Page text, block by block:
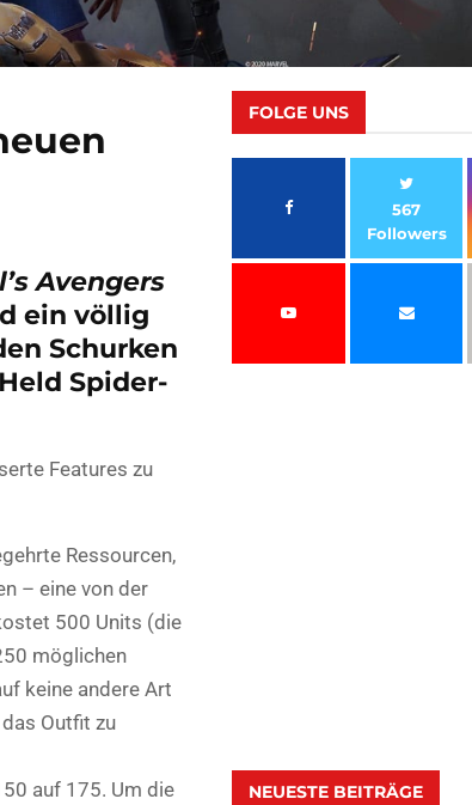
Avengers
ein völlig
Schurken
Spider-
Features zu
Ressourcen,
– eine von der
500 Units (die
möglichen
keine andere Art
Outfit zu
auf 175. Um die
FOLGE UNS
567
Followers
NEUESTE BEITRÄGE